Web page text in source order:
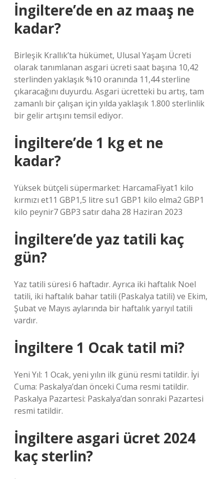
İngiltere’de en az maaş ne
kadar?
Birleşik Krallık’ta hükümet, Ulusal Yaşam Ücreti
olarak tanımlanan asgari ücreti saat başına 10,42
sterlinden yaklaşık %10 oranında 11,44 sterline
çıkaracağını duyurdu. Asgari ücretteki bu artış, tam
zamanlı bir çalışan için yılda yaklaşık 1.800 sterlinlik
bir gelir artışını temsil ediyor.
İngiltere’de 1 kg et ne
kadar?
Yüksek bütçeli süpermarket: HarcamaFiyat1 kilo
kırmızı et11 GBP1,5 litre su1 GBP1 kilo elma2 GBP1
kilo peynir7 GBP3 satır daha 28 Haziran 2023
İngiltere’de yaz tatili kaç
gün?
Yaz tatili süresi 6 haftadır. Ayrıca iki haftalık Noel
tatili, iki haftalık bahar tatili (Paskalya tatili) ve Ekim,
Şubat ve Mayıs aylarında bir haftalık yarıyıl tatili
vardır.
İngiltere 1 Ocak tatil mi?
Yeni Yıl: 1 Ocak, yeni yılın ilk günü resmi tatildir. İyi
Cuma: Paskalya’dan önceki Cuma resmi tatildir.
Paskalya Pazartesi: Paskalya’dan sonraki Pazartesi
resmi tatildir.
İngiltere asgari ücret 2024
kaç sterlin?